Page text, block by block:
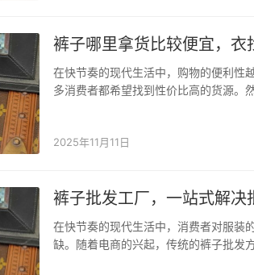
裤子哪里拿货比较便宜，衣
在快节奏的现代生活中，购物的便利性
多消费者都希望找到性价比高的货源。
2025年11月11日
裤子批发工厂，一站式解决
在快节奏的现代生活中，消费者对服装
缺。随着电商的兴起，传统的裤子批发